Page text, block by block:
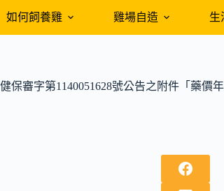
如何飼養雞 雞場自造 生
保審字第1140051628號公告之附件「藥價